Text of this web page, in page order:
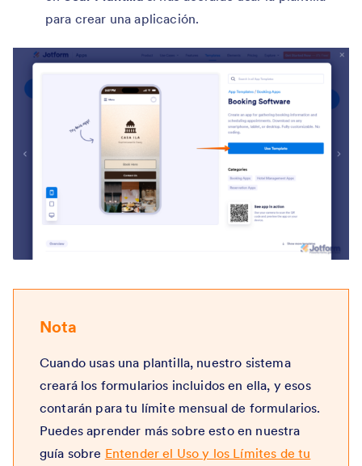
para crear una aplicación.
Nota
Cuando usas una plantilla, nuestro sistema
creará los formularios incluidos en ella, y esos
contarán para tu límite mensual de formularios.
Puedes aprender más sobre esto en nuestra
guía sobre Entender el Uso y los Límites de tu